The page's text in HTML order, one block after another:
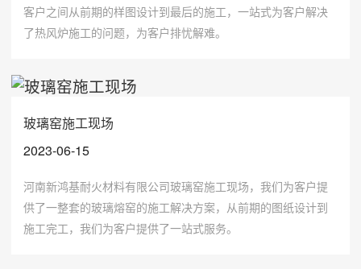
客户之间从前期的样图设计到最后的施工，一站式为客户解决
了热风炉施工的问题，为客户排忧解难。
玻璃窑施工现场
2023-06-15
河南新鸿基耐火材料有限公司玻璃窑施工现场，我们为客户提
供了一整套的玻璃熔窑的施工解决方案，从前期的图纸设计到
施工完工，我们为客户提供了一站式服务。